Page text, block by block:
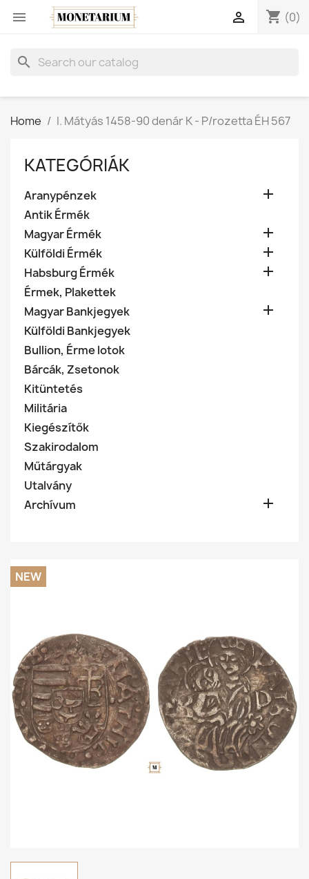
 shopping_cart (0)

search
Home I. Mátyás 1458-90 denár K - P/rozetta ÉH 567
KATEGÓRIÁK
Aranypénzek 
Antik Érmék
Magyar Érmék

Külföldi Érmék 
Habsburg Érmék 
Érmek, Plakettek
Magyar Bankjegyek

Külföldi Bankjegyek
Bullion, Érme lotok
Bárcák, Zsetonok
Kitüntetés
Militária
Kiegészítők
Szakirodalom
Műtárgyak
Utalvány
Archívum

NEW